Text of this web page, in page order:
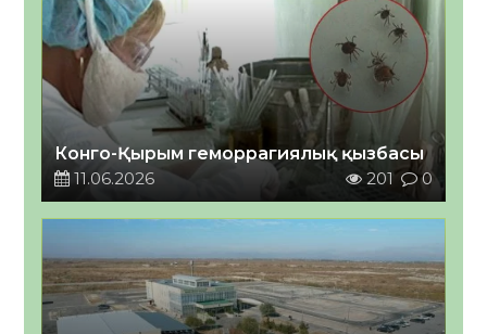
Конго-Қырым геморрагиялық қызбасы
11.06.2026
201 0